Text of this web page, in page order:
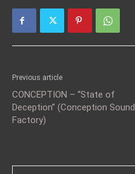
Previous article
CONCEPTION – “State of
Deception” (Conception Sound
Factory)